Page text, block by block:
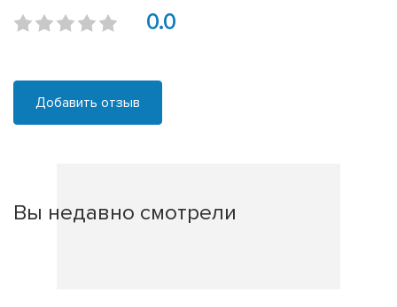
0.0
Добавить отзыв
Вы недавно смотрели